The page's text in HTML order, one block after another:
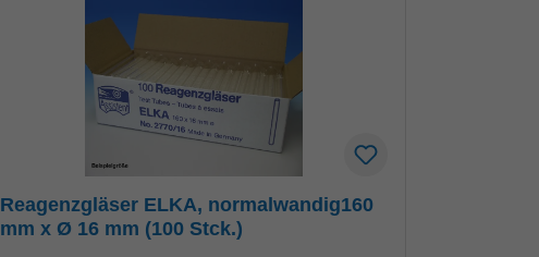
Reagenzgläser ELKA, normalwandig160
mm x Ø 16 mm (100 Stck.)